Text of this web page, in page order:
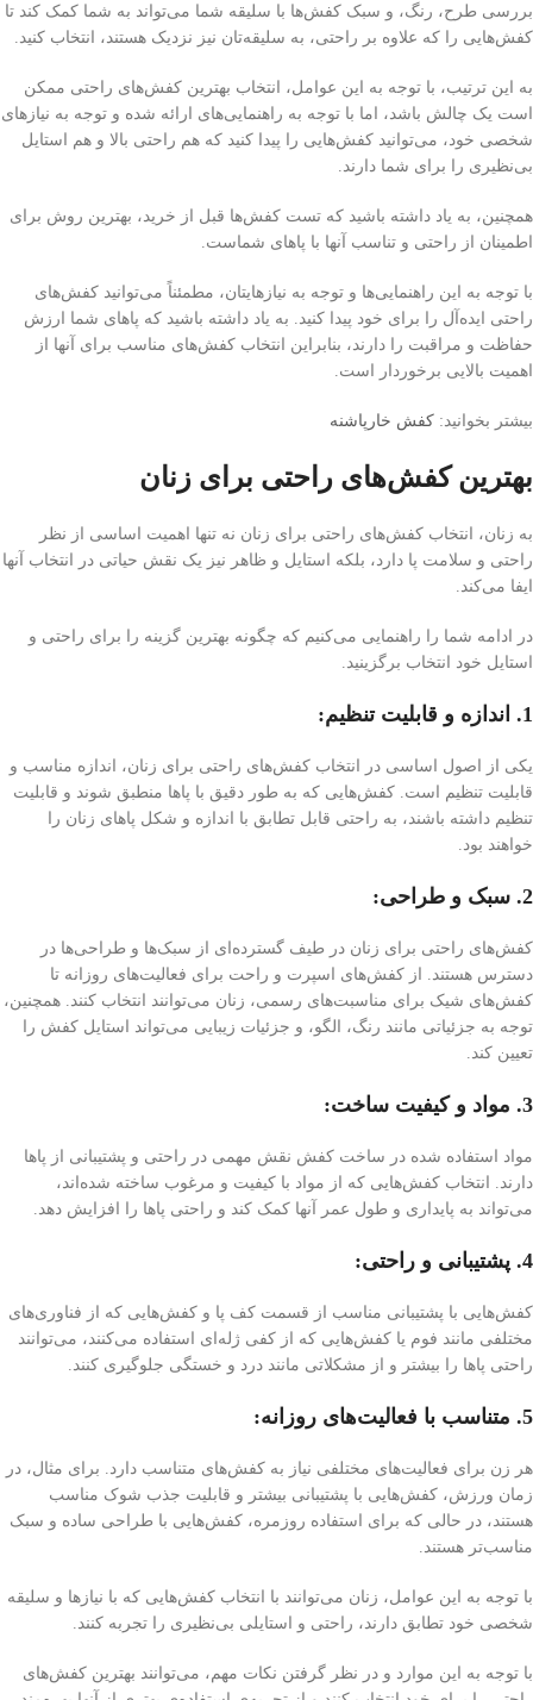
بررسی طرح، رنگ، و سبک کفش‌ها با سلیقه شما می‌تواند به شما کمک کند تا
کفش‌هایی را که علاوه بر راحتی، به سلیقه‌تان نیز نزدیک هستند، انتخاب کنید.
به این ترتیب، با توجه به این عوامل، انتخاب بهترین کفش‌های راحتی ممکن
است یک چالش باشد، اما با توجه به راهنمایی‌های ارائه شده و توجه به نیازهای
شخصی خود، می‌توانید کفش‌هایی را پیدا کنید که هم راحتی بالا و هم استایل
بی‌نظیری را برای شما دارند.
همچنین، به یاد داشته باشید که تست کفش‌ها قبل از خرید، بهترین روش برای
اطمینان از راحتی و تناسب آنها با پاهای شماست.
با توجه به این راهنمایی‌ها و توجه به نیازهایتان، مطمئناً می‌توانید کفش‌های
راحتی ایده‌آل را برای خود پیدا کنید. به یاد داشته باشید که پاهای شما ارزش
حفاظت و مراقبت را دارند، بنابراین انتخاب کفش‌های مناسب برای آنها از
اهمیت بالایی برخوردار است.
بیشتر بخوانید: کفش خارپاشنه
بهترین کفش‌های راحتی برای زنان
به زنان، انتخاب کفش‌های راحتی برای زنان نه تنها اهمیت اساسی از نظر
راحتی و سلامت پا دارد، بلکه استایل و ظاهر نیز یک نقش حیاتی در انتخاب آنها
ایفا می‌کند.
در ادامه شما را راهنمایی می‌کنیم که چگونه بهترین گزینه را برای راحتی و
استایل خود انتخاب برگزینید.
1. اندازه و قابلیت تنظیم:
یکی از اصول اساسی در انتخاب کفش‌های راحتی برای زنان، اندازه مناسب و
قابلیت تنظیم است. کفش‌هایی که به طور دقیق با پاها منطبق شوند و قابلیت
تنظیم داشته باشند، به راحتی قابل تطابق با اندازه و شکل پاهای زنان را
خواهند بود.
2. سبک و طراحی:
کفش‌های راحتی برای زنان در طیف گسترده‌ای از سبک‌ها و طراحی‌ها در
دسترس هستند. از کفش‌های اسپرت و راحت برای فعالیت‌های روزانه تا
کفش‌های شیک برای مناسبت‌های رسمی، زنان می‌توانند انتخاب کنند. همچنین،
توجه به جزئیاتی مانند رنگ، الگو، و جزئیات زیبایی می‌تواند استایل کفش را
تعیین کند.
3. مواد و کیفیت ساخت:
مواد استفاده شده در ساخت کفش نقش مهمی در راحتی و پشتیبانی از پاها
دارند. انتخاب کفش‌هایی که از مواد با کیفیت و مرغوب ساخته شده‌اند،
می‌تواند به پایداری و طول عمر آنها کمک کند و راحتی پاها را افزایش دهد.
4. پشتیبانی و راحتی:
کفش‌هایی با پشتیبانی مناسب از قسمت کف پا و کفش‌هایی که از فناوری‌های
مختلفی مانند فوم یا کفش‌هایی که از کفی ژله‌ای استفاده می‌کنند، می‌توانند
راحتی پاها را بیشتر و از مشکلاتی مانند درد و خستگی جلوگیری کنند.
5. متناسب با فعالیت‌های روزانه:
هر زن برای فعالیت‌های مختلفی نیاز به کفش‌های متناسب دارد. برای مثال، در
زمان ورزش، کفش‌هایی با پشتیبانی بیشتر و قابلیت جذب شوک مناسب
هستند، در حالی که برای استفاده روزمره، کفش‌هایی با طراحی ساده و سبک
مناسب‌تر هستند.
با توجه به این عوامل، زنان می‌توانند با انتخاب کفش‌هایی که با نیازها و سلیقه
شخصی خود تطابق دارند، راحتی و استایلی بی‌نظیری را تجربه کنند.
با توجه به این موارد و در نظر گرفتن نکات مهم، می‌توانند بهترین کفش‌های